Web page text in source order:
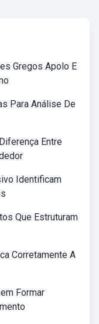
Gregos Apolo E
Para Análise De
Entre
Identificam
Que Estruturam
Corretamente A
Formar